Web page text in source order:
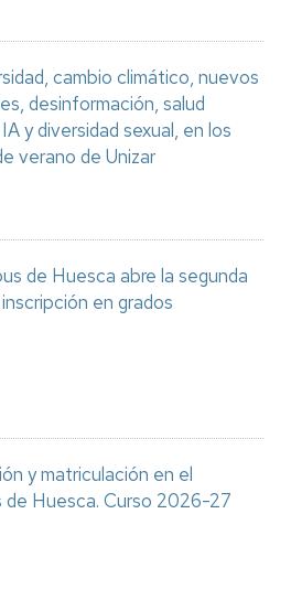
cambio climático, nuevos
desinformación, salud
y diversidad sexual, en los
verano de Unizar
de Huesca abre la segunda
en grados
y matriculación en el
de Huesca. Curso 2026-27